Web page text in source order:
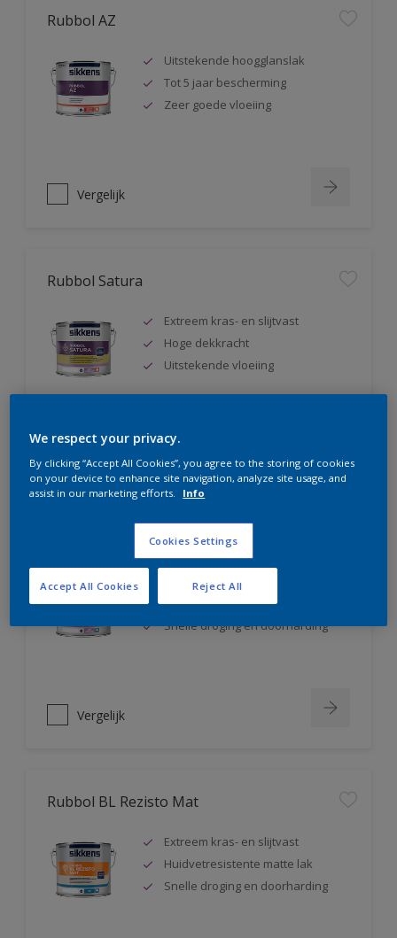
Rubbol AZ
Uitstekende hoogglanslak
Tot 5 jaar bescherming
Zeer goede vloeiing
Vergelijk
Rubbol Satura
Extreem kras- en slijtvast
Hoge dekkracht
Uitstekende vloeiing
Rubbol BL Rezisto Satin
Extreem kras- en slijtvast
Huidvetresistente zijdeglanslak
Snelle droging en doorharding
Vergelijk
Rubbol BL Rezisto Mat
Extreem kras- en slijtvast
Huidvetresistente matte lak
Snelle droging en doorharding
We respect your privacy.
By clicking “Accept All Cookies”, you agree to the storing of cookies
on your device to enhance site navigation, analyze site usage, and
assist in our marketing efforts.
Info
Cookies Settings
Reject All
Accept All Cookies